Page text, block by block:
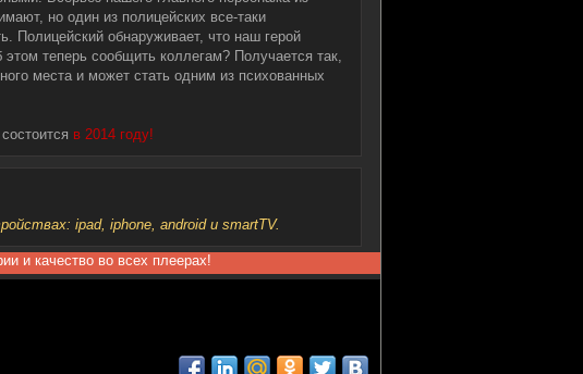
но один из полицейских все-таки
Полицейский обнаруживает, что наш герой
теперь сообщить коллегам? Получается так,
места и может стать одним из психованных
в 2014 году!
ipad, iphone, android и smartTV.
и качество во всех плеерах!